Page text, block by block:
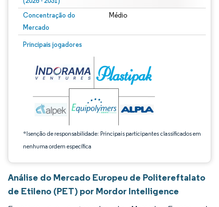
Concentração do
Mercado
Médio
Principais jogadores
*Isenção de responsabilidade: Principais participantes classificados em
nenhuma ordem específica
Imagem © Mordor Intelligence. O reuso requer atribuição conforme CC BY 4.0.
Análise do Mercado Europeu de Politereftalato
de Etileno (PET) por Mordor Intelligence